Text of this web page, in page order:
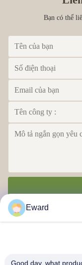
Bạn có thể
Eward
Good day, what